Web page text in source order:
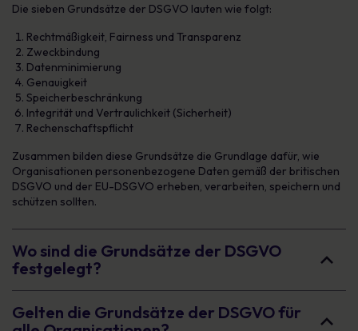
Die sieben Grundsätze der DSGVO lauten wie folgt:
Rechtmäßigkeit, Fairness und Transparenz
Zweckbindung
Datenminimierung
Genauigkeit
Speicherbeschränkung
Integrität und Vertraulichkeit (Sicherheit)
Rechenschaftspflicht
Zusammen bilden diese Grundsätze die Grundlage dafür, wie
Organisationen personenbezogene Daten gemäß der britischen
DSGVO und der EU-DSGVO erheben, verarbeiten, speichern und
schützen sollten.
Wo sind die Grundsätze der DSGVO
festgelegt?
Gelten die Grundsätze der DSGVO für